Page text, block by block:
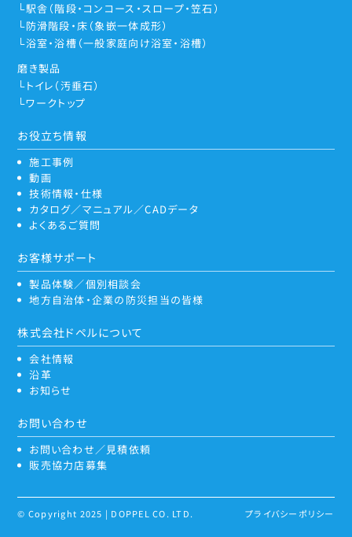
駅舎（階段・コンコース・スロープ・笠石）
防滑階段・床（象嵌一体成形）
浴室・浴槽（一般家庭向け浴室・浴槽）
磨き製品
トイレ（汚垂石）
ワークトップ
お役立ち情報
施工事例
動画
技術情報・仕様
カタログ／マニュアル／CADデータ
よくあるご質問
お客様サポート
製品体験／個別相談会
地方自治体・企業の防災担当の皆様
株式会社ドペルについて
会社情報
沿革
お知らせ
お問い合わせ
お問い合わせ／見積依頼
販売協力店募集
© Copyright 2025 | DOPPEL CO. LTD. プライバシーポリシー